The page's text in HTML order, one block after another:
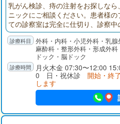
乳がん検診、痔の注射をお探しな
ニックにご相談ください。患者様
ての診察室は完全に仕切り、診察
ん。正確な検査をするために専門
検査専用室（内視鏡室、マンモグ
ど）。点滴・注射の待ち時間短縮
滴用ベッドではなく、ゆったりとし
設備しています。
外科・内科・小児外科・乳
麻酔科・整形外科・形成外
ドック・脳ドック
月火木金 07:30〜12:00
0 日・祝休診 開始・終
します